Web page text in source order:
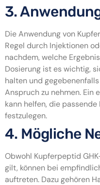
3.
Die Anwendung von
Regel durch Injektionen
nachdem, welche
Dosierung ist es wichtig,
halten und
Anspruch zu nehmen. Ein
kann helfen, die
festzulegen.
4. Mögliche
Obwohl Kupferpeptid
gilt, können bei
auftreten. Dazu gehören